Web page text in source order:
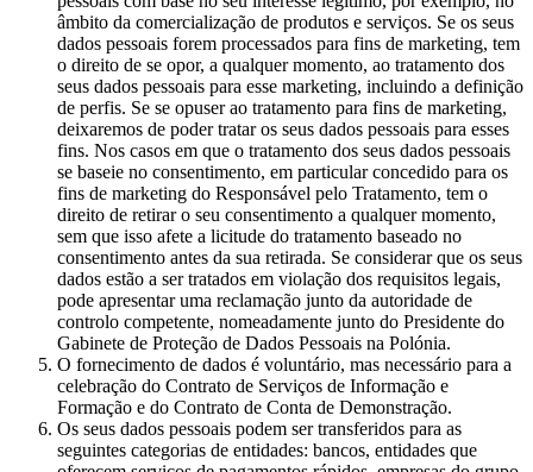
âmbito da comercialização de produtos e serviços. Se os seus
dados pessoais forem processados para fins de marketing, tem
o direito de se opor, a qualquer momento, ao tratamento dos
seus dados pessoais para esse marketing, incluindo a definição
de perfis. Se se opuser ao tratamento para fins de marketing,
deixaremos de poder tratar os seus dados pessoais para esses
fins. Nos casos em que o tratamento dos seus dados pessoais
se baseie no consentimento, em particular concedido para os
fins de marketing do Responsável pelo Tratamento, tem o
direito de retirar o seu consentimento a qualquer momento,
sem que isso afete a licitude do tratamento baseado no
consentimento antes da sua retirada. Se considerar que os seus
dados estão a ser tratados em violação dos requisitos legais,
pode apresentar uma reclamação junto da autoridade de
controlo competente, nomeadamente junto do Presidente do
Gabinete de Proteção de Dados Pessoais na Polónia.
O fornecimento de dados é voluntário, mas necessário para a
celebração do Contrato de Serviços de Informação e
Formação e do Contrato de Conta de Demonstração.
Os seus dados pessoais podem ser transferidos para as
seguintes categorias de entidades: bancos, entidades que